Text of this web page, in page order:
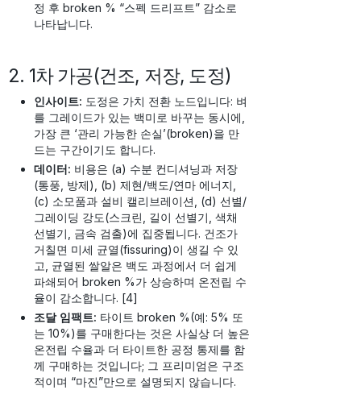
정 후 broken % “스펙 드리프트” 감소로
나타납니다.
2. 1차 가공(건조, 저장, 도정)
인사이트: 도정은 가치 전환 노드입니다: 벼
를 그레이드가 있는 백미로 바꾸는 동시에,
가장 큰 ‘관리 가능한 손실’(broken)을 만
드는 구간이기도 합니다.
데이터: 비용은 (a) 수분 컨디셔닝과 저장
(통풍, 방제), (b) 제현/백도/연마 에너지,
(c) 소모품과 설비 캘리브레이션, (d) 선별/
그레이딩 강도(스크린, 길이 선별기, 색채
선별기, 금속 검출)에 집중됩니다. 건조가
거칠면 미세 균열(fissuring)이 생길 수 있
고, 균열된 쌀알은 백도 과정에서 더 쉽게
파쇄되어 broken %가 상승하며 온전립 수
율이 감소합니다. [4]
조달 임팩트: 타이트 broken %(예: 5% 또
는 10%)를 구매한다는 것은 사실상 더 높은
온전립 수율과 더 타이트한 공정 통제를 함
께 구매하는 것입니다; 그 프리미엄은 구조
적이며 “마진”만으로 설명되지 않습니다.